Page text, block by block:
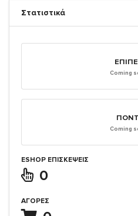
Στατιστικά
Coming
Coming
ESHOP ΕΠΙΣΚΈΨΕΙΣ
0
ΑΓΟΡΈΣ